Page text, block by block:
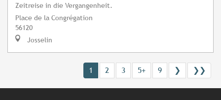
Zeitreise in die Vergangenheit.
Place de la Congrégation
56120
Josselin
1 2 3 5+ 9 ❯ ❯❯